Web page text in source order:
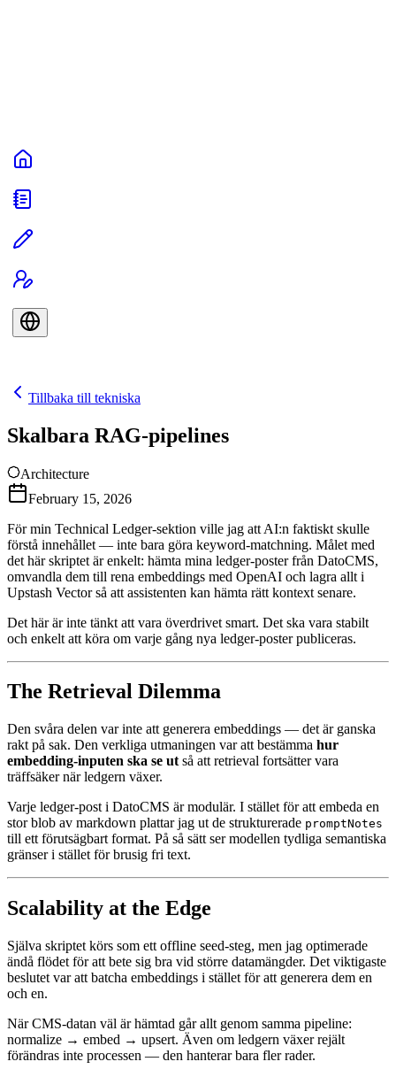
Tillbaka till tekniska
Skalbara RAG-pipelines
Architecture
February 15, 2026
För min Technical Ledger-sektion ville jag att AI:n faktiskt skulle
förstå innehållet — inte bara göra keyword-matchning. Målet med
det här skriptet är enkelt: hämta mina ledger-poster från DatoCMS,
omvandla dem till rena embeddings med OpenAI och lagra allt i
Upstash Vector så att assistenten kan hämta rätt kontext senare.
Det här är inte tänkt att vara överdrivet smart. Det ska vara stabilt
och enkelt att köra om varje gång nya ledger-poster publiceras.
The Retrieval Dilemma
Den svåra delen var inte att generera embeddings — det är ganska
rakt på sak. Den verkliga utmaningen var att bestämma hur
embedding-inputen ska se ut så att retrieval fortsätter vara
träffsäker när ledgern växer.
Varje ledger-post i DatoCMS är modulär. I stället för att embeda en
stor blob av markdown plattar jag ut de strukturerade promptNotes
till ett förutsägbart format. På så sätt ser modellen tydliga semantiska
gränser i stället för brusig fri text.
Scalability at the Edge
Själva skriptet körs som ett offline seed-steg, men jag optimerade
ändå flödet för att bete sig bra vid större datamängder. Det viktigaste
beslutet var att batcha embeddings i stället för att generera dem en
och en.
När CMS-datan väl är hämtad går allt genom samma pipeline:
normalize → embed → upsert. Även om ledgern växer rejält
förändras inte processen — den hanterar bara fler rader.